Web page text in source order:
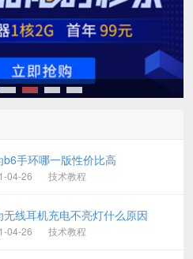
b6手环哪一版性价比高
04-26 技术教程
无线耳机充电不亮灯什么原因
04-26 技术教程